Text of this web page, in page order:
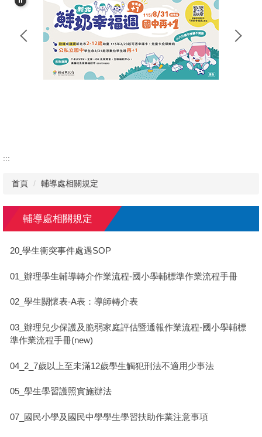
:::
首頁 輔導處相關規定
輔導處相關規定
20ˍ學生衝突事件處遇SOP
01_辦理學生輔導轉介作業流程-國小學輔標準作業流程手冊
02_學生關懷表-A表：導師轉介表
03_辦理兒少保護及脆弱家庭評估暨通報作業流程-國小學輔標
準作業流程手冊(new)
04_2_7歲以上至未滿12歲學生觸犯刑法不適用少事法
05_學生學習護照實施辦法
07_國民小學及國民中學學生學習扶助作業注意事項